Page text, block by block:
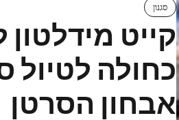
סגנון
קייט
כחולה לטיול
אבחון הסרטן